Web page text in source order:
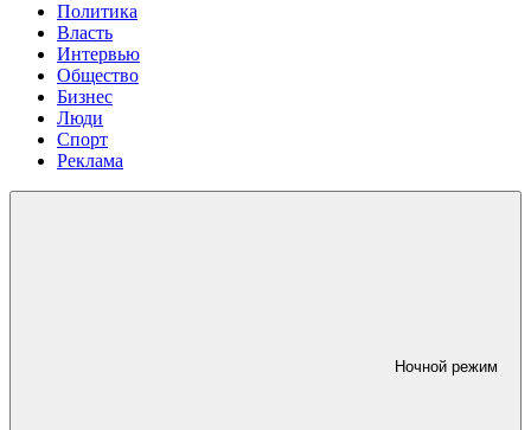
Политика
Власть
Интервью
Общество
Бизнес
Люди
Спорт
Реклама
Ночной режим